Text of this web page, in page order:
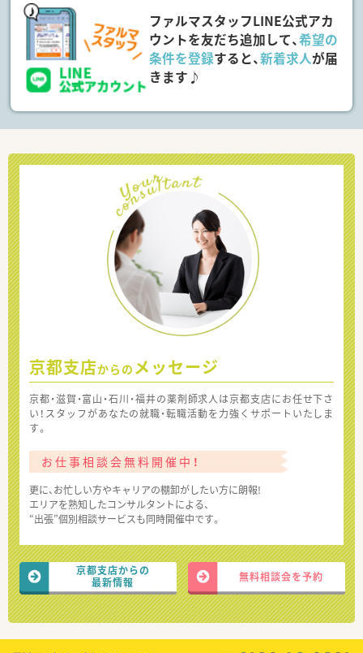
ファルマスタッフLINE公式アカ
ウントを友だち追加して、希望の
条件を登録すると、新着求人が届
きます♪
京都支店からの メッセージ
京都・滋賀・富山・石川・福井の薬剤師求人は京都支店にお任せ下さ
い！スタッフがあなたの就職・転職活動を力強くサポートいたしま
す。
お仕事相談会無料開催中！
更に、お忙しい方やキャリアの棚卸がしたい方に朗報!
エリアを熟知したコンサルタントによる、
“出張”個別相談サービスも同時開催中です。
京都支店からの
最新情報
無料相談会を予約